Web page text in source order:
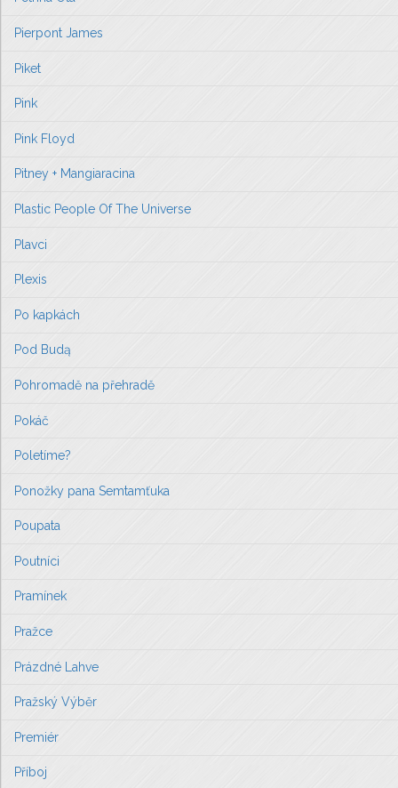
Pierpont James
Piket
Pink
Pink Floyd
Pitney + Mangiaracina
Plastic People Of The Universe
Plavci
Plexis
Po kapkách
Pod Budą
Pohromadě na přehradě
Pokáč
Poletíme?
Ponožky pana Semtamťuka
Poupata
Poutníci
Pramínek
Pražce
Prázdné Lahve
Pražský Výběr
Premiér
Příboj